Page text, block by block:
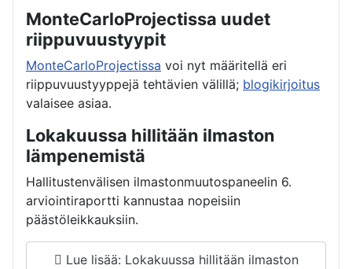
MonteCarloProjectissa uudet
riippuvuustyypit
MonteCarloProjectissa voi nyt määritellä eri
riippuvuustyyppejä tehtävien välillä; blogikirjoitus
valaisee asiaa.
Lokakuussa hillitään ilmaston
lämpenemistä
Hallitustenvälisen ilmastonmuutospaneelin 6.
arviointiraportti kannustaa nopeisiin
päästöleikkauksiin.
Lue lisää: Lokakuussa hillitään ilmaston